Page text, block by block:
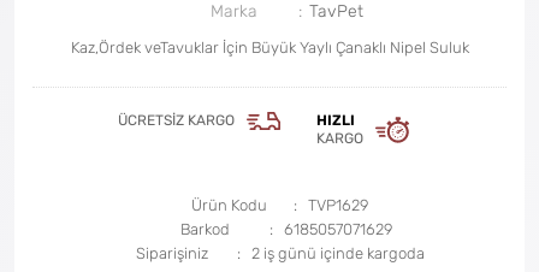
Marka TavPet
Kaz,Ördek veTavuklar İçin Büyük Yaylı Çanaklı Nipel Suluk
ÜCRETSIZ KARGO
HIZLI
KARGO
Ürün Kodu
TVP1629
Barkod
6185057071629
Siparişiniz
2 iş günü içinde kargoda